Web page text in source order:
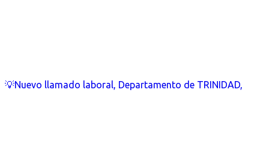
💡Nuevo llamado laboral, Departamento de TRINIDAD,